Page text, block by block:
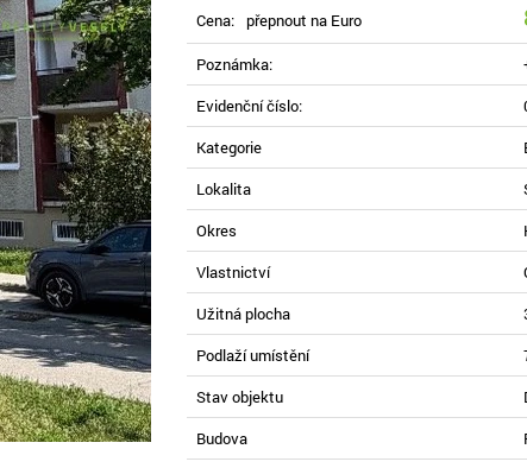
Cena: přepnout na Euro
Poznámka:
Evidenční číslo:
Kategorie
Lokalita
Okres
Vlastnictví
Užitná plocha
Podlaží umístění
Stav objektu
Budova